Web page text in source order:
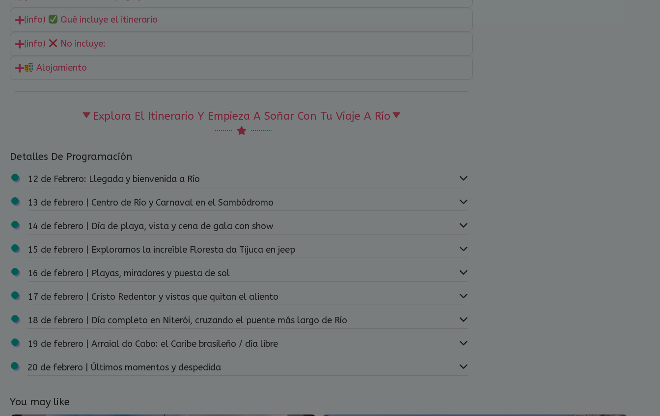
(info) Qué incluye el itinerario
(info) No incluye:
Alojamiento
Explora El Itinerario Y Empieza A Soñar Con Tu Viaje A Río
Detalles De Programación
12 de Febrero: Llegada y bienvenida a Río
13 de febrero | Centro de Río y Carnaval en el Sambódromo
14 de febrero | Día de playa, vista y cena de gala con show
15 de febrero | Exploramos la increíble Floresta da Tijuca en jeep
16 de febrero | Playas, miradores y puesta de sol
17 de febrero | Cristo Redentor y vistas que quitan el aliento
18 de febrero | Día completo en Niterói, cruzando el puente más largo de Río
19 de febrero | Arraial do Cabo: el Caribe brasileño / día libre
20 de febrero | Últimos momentos y despedida
You may like